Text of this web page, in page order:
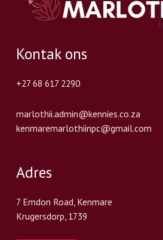
Kontak ons
+27 68 617 2290
marlothii.admin@kennies.co.za
kenmaremarlothiinpc@gmail.com
Adres
7 Emdon Road, Kenmare
Krugersdorp, 1739